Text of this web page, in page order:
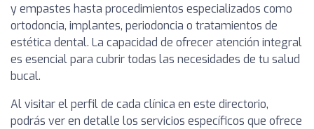
y empastes hasta procedimientos especializados como
ortodoncia, implantes, periodoncia o tratamientos de
estética dental. La capacidad de ofrecer atención integral
es esencial para cubrir todas las necesidades de tu salud
bucal.
Al visitar el perfil de cada clínica en este directorio,
podrás ver en detalle los servicios específicos que ofrece